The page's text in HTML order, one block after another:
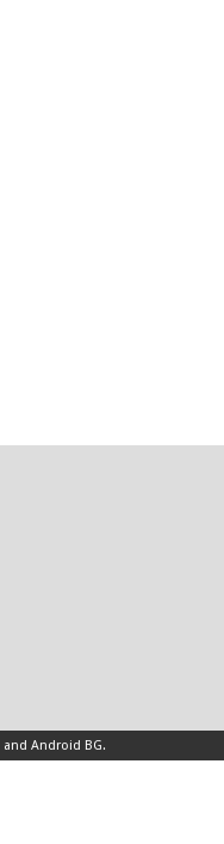
and Android BG.